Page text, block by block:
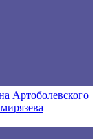
Артоболевского